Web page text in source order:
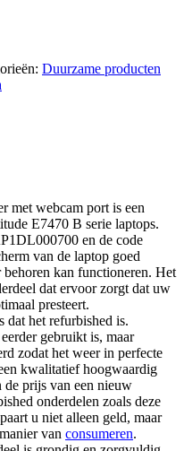
Duurzame producten
met webcam port is een
E7470 B serie laptops.
en de code
van de laptop goed
kan functioneren. Het
dat ervoor zorgt dat uw
presteert.
dat het refurbished is.
gebruikt is, maar
zodat het weer in perfecte
kwalitatief hoogwaardig
prijs van een nieuw
onderdelen zoals deze
u niet alleen geld, maar
van consumeren.